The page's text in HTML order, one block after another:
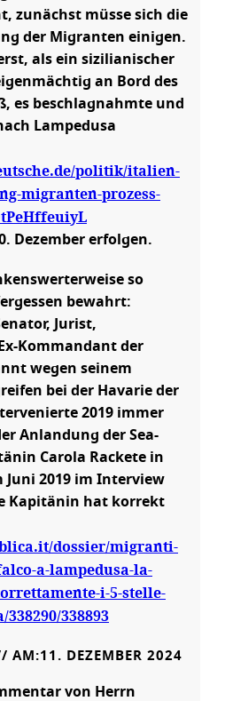
zunächst müsse sich die
der Migranten einigen.
als ein sizilianischer
an Bord des
es beschlagnahmte und
Lampedusa
politik/italien-
migranten-prozess-
Dezember erfolgen.
so
bewahrt:
Jurist,
Kommandant der
wegen seinem
bei der Havarie der
2019 immer
Anlandung der Sea-
Carola Rackete in
Juni 2019 im Interview
Kapitänin hat korrekt
dossier/migranti-
a-lampedusa-la-
i-5-stelle-
338893
AM:11. DEZEMBER 2024
von Herrn